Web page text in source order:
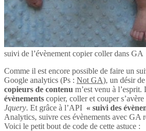
suivi de l’évènement copier coller dans GA
Comme il est encore possible de faire un
Google analytics (Ps : Not GA), un désir de
copieurs de contenu m’est venu à l’esprit.
évènements copier, coller et couper s’avère
Jquery. Et grâce à l’API « suivi des
Analytics, suivre ces évènements avec GA
Voici le petit bout de code de cette astuce :